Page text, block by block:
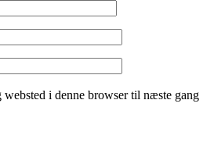
i denne browser til næste gang